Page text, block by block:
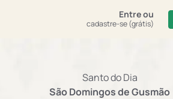
Entreou
cadastre-se (grátis)
Santo do Dia
São Domingos de Gusmão